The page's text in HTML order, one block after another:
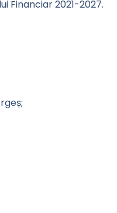
Financiar 2021-2027.